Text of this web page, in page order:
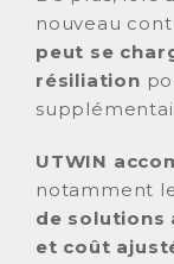
nouveau
peut se
résiliation
UTWIN
notamment
de
et coût